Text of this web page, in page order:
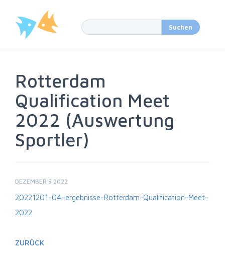
Rotterdam
Qualification Meet
2022 (Auswertung
Sportler)
DEZEMBER 5 2022
20221201-04–ergebnisse-Rotterdam-Qualification-Meet-
2022
ZURÜCK